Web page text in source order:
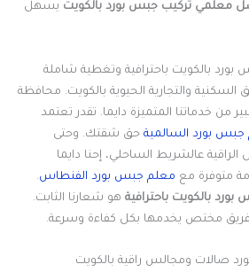
معلمي تركيب جبس بورد بالكويت يسهل
بالكويت باحترافية وتغطية شاملة
السكنية والتجارية الحيوية بالكويت. محافظة
من خدماتنا المتميزة دايما. تقدر تعتمد
جبس بورد السالمية حق شقتك. وحتى
عالشريط الساحلي، إحنا دايما
متوفرة مع معلم جبس بورد الفنطاس.
بالكويت باحترافية هو شعارنا الثابت.
مختص يخدمها بكل كفاءة وسرعة.
صالات ومجالس راقية بالكويت